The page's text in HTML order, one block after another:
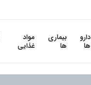
دارو
ها
بیماری
ها
مواد
غذایی